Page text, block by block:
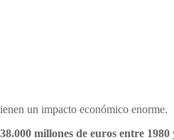
un impacto económico enorme.
millones de euros entre 1980